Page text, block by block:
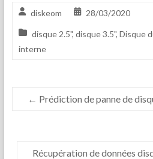
diskeom 28/03/2020
disque 2.5", disque 3.5", Disque
interne
← Prédiction de panne de
Récupération de données